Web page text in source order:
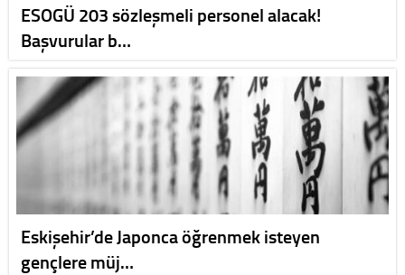
ESOGÜ 203 sözleşmeli personel alacak!
Başvurular b…
Eskişehir’de Japonca öğrenmek isteyen
gençlere müj…